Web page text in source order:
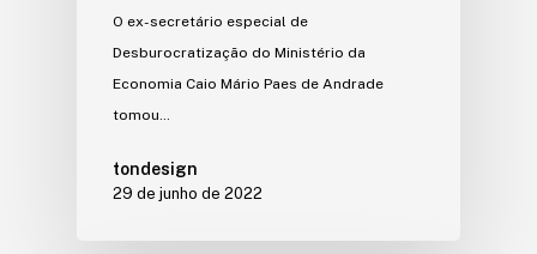
O ex-secretário especial de
Desburocratização do Ministério da
Economia Caio Mário Paes de Andrade
tomou…
tondesign
29 de junho de 2022